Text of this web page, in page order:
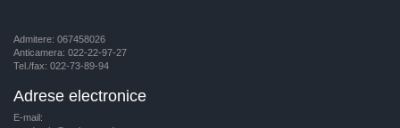
Admitere: 067458026
Anticamera: 022-22-97-27
Tel./fax: 022-73-89-94
Adrese electronice
E-mail: